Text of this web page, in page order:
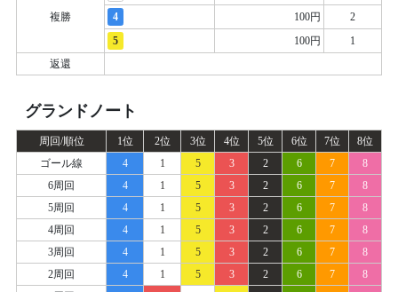
複勝
4
100円
2
5
100円
1
返還
グランドノート
周回/順位 1位 2位 3位 4位 5位 6位 7位
8位
ゴール線
4 1 5 3 2 6 7
8
6周回
4 1 5 3 2 6 7
8
5周回
4 1 5 3 2 6 7
8
4周回
4 1 5 3 2 6 7
8
3周回
4 1 5 3 2 6 7
8
2周回
4 1 5 3 2 6 7
8